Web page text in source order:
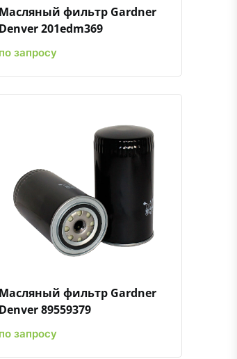
Масляный фильтр Gardner
Denver 201edm369
по запросу
Быстрый просмотрДобавить к сравнениюДобавить в избранное
Масляный фильтр Gardner
Denver 89559379
по запросу